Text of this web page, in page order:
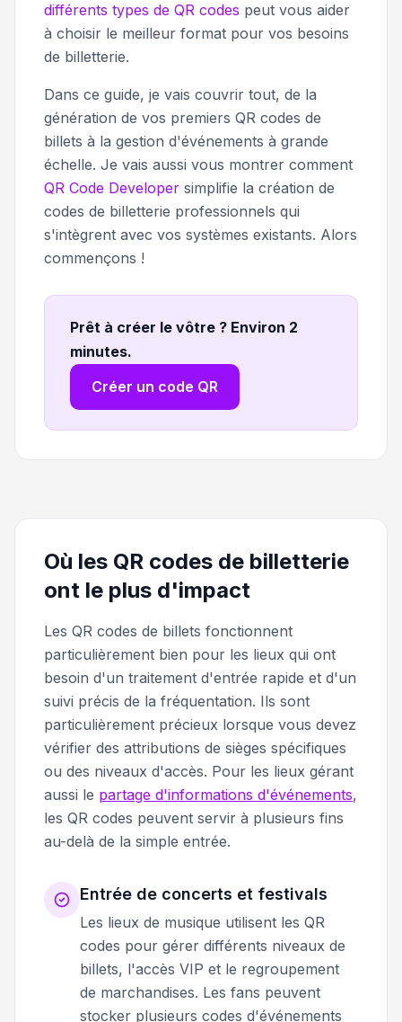
différents types de QR codes peut vous aider
à choisir le meilleur format pour vos besoins
de billetterie.
Dans ce guide, je vais couvrir tout, de la
génération de vos premiers QR codes de
billets à la gestion d'événements à grande
échelle. Je vais aussi vous montrer comment
QR Code Developer simplifie la création de
codes de billetterie professionnels qui
s'intègrent avec vos systèmes existants. Alors
commençons !
Prêt à créer le vôtre ? Environ 2
minutes.
Créer un code QR
Où les QR codes de billetterie
ont le plus d'impact
Les QR codes de billets fonctionnent
particulièrement bien pour les lieux qui ont
besoin d'un traitement d'entrée rapide et d'un
suivi précis de la fréquentation. Ils sont
particulièrement précieux lorsque vous devez
vérifier des attributions de sièges spécifiques
ou des niveaux d'accès. Pour les lieux gérant
aussi le partage d'informations d'événements,
les QR codes peuvent servir à plusieurs fins
au-delà de la simple entrée.
Entrée de concerts et festivals
Les lieux de musique utilisent les QR
codes pour gérer différents niveaux de
billets, l'accès VIP et le regroupement
de marchandises. Les fans peuvent
stocker plusieurs codes d'événements